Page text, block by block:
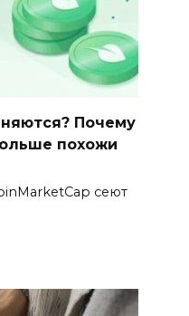
Почему
похожи
сеют